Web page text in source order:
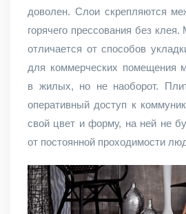
доволен. Слои скрепляются
горячего прессования без
отличается от способов
для коммерческих помещения
в жилых, но не наоборот.
оперативный доступ к
свой цвет и форму, на ней не
от постоянной проходимости